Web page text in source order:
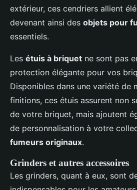
extérieur, ces cendriers allient
devenant ainsi des objets pour
essentiels.
Les étuis à briquet ne sont pas
protection élégante pour vos
Disponibles dans une variété de
finitions, ces étuis assurent non
de votre briquet, mais ajoutent
de personnalisation à votre
fumeurs originaux.
Grinders et autres accessoires
Les grinders, quant à eux, sont